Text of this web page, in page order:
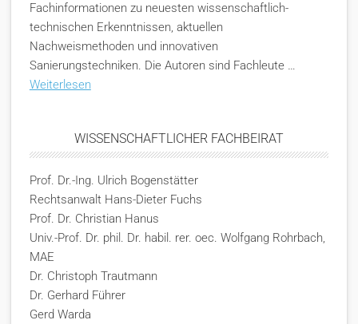
Fachinformationen zu neuesten wissenschaftlich-
technischen Erkenntnissen, aktuellen
Nachweismethoden und innovativen
Sanierungstechniken. Die Autoren sind Fachleute …
Weiterlesen
WISSENSCHAFTLICHER FACHBEIRAT
Prof. Dr.-Ing. Ulrich Bogenstätter
Rechtsanwalt Hans-Dieter Fuchs
Prof. Dr. Christian Hanus
Univ.-Prof. Dr. phil. Dr. habil. rer. oec. Wolfgang Rohrbach,
MAE
Dr. Christoph Trautmann
Dr. Gerhard Führer
Gerd Warda